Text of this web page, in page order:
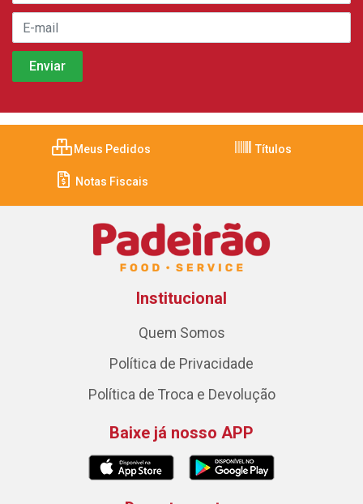
Meus Pedidos Títulos
Notas Fiscais
Institucional
Quem Somos
Política de Privacidade
Política de Troca e Devolução
Baixe já nosso APP